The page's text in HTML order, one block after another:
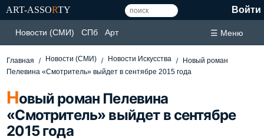
ART-ASSORTY Войти
Новости (СМИ) СПб Арт ☰ Меню
Главная Новости (СМИ) Новости Искусства
Новый роман
Пелевина «Смотритель» выйдет в сентябре 2015 года
Новый роман Пелевина
«Смотритель» выйдет в сентябре
2015 года